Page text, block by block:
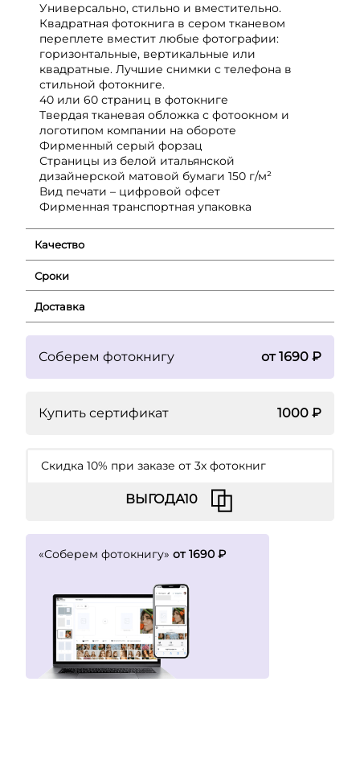
Универсально, стильно и вместительно.
Квадратная фотокнига в сером тканевом
переплете вместит любые фотографии:
горизонтальные, вертикальные или
квадратные. Лучшие снимки с телефона в
стильной фотокниге.
40 или 60 страниц в фотокниге
Твердая тканевая обложка с фотоокном и
логотипом компании на обороте
Фирменный серый форзац
Страницы из белой итальянской
дизайнерской матовой бумаги 150 г/м²
Вид печати – цифровой офсет
Фирменная транспортная упаковка
Качество
Сроки
Доставка
Соберем фотокнигу от 1690 ₽
Купить сертификат 1000 ₽
Скидка 10% при заказе от 3х фотокниг
«Соберем фотокнигу» от 1690 ₽